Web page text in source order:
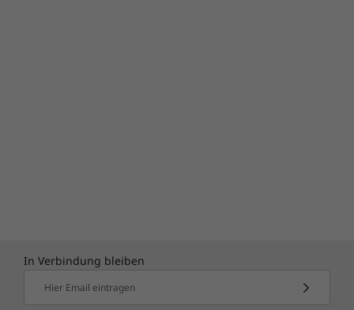
In Verbindung bleiben
Hier Email eintragen